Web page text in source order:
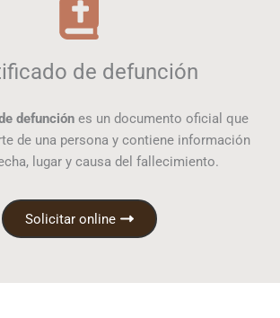
de defunción
defunciónes un documento oficial que
de una persona y contiene información
lugar y causa del fallecimiento.
Solicitar online